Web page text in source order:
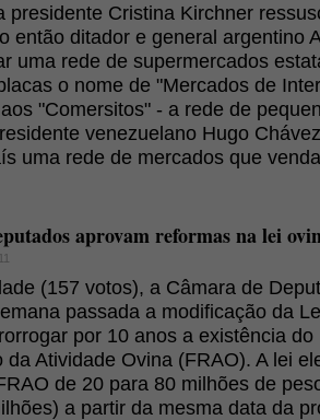
presidente Cristina Kirchner
então ditador e general argentino
uma rede de supermercados
o nome de "Mercados de
"Comersitos" - a rede de
venezuelano Hugo
uma rede de mercados que
aprovam reformas na lei
(157 votos), a Câmara de
passada a modificação da
por 10 anos a existência do
da Atividade Ovina (FRAO). A lei
de 20 para 80 milhões de
a partir da mesma data da